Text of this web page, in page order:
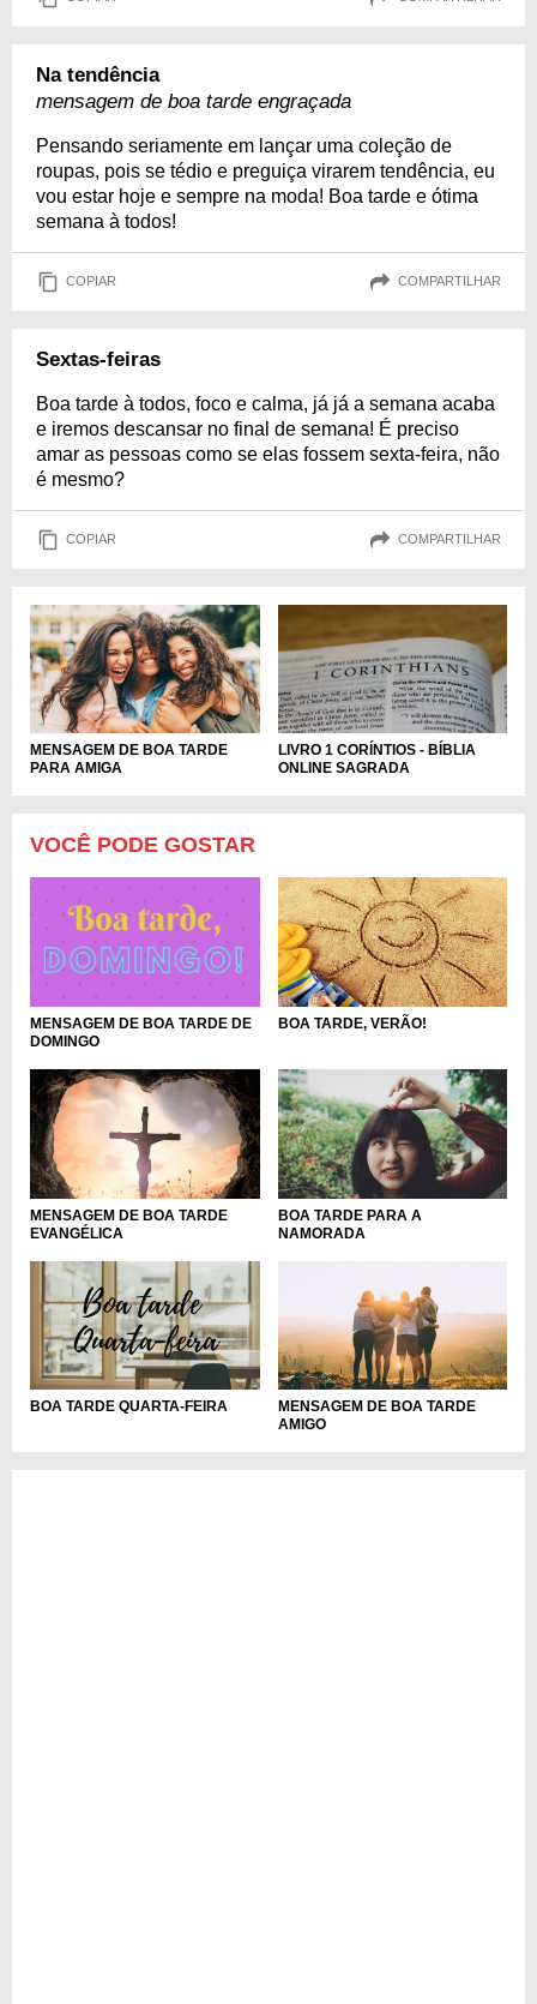
Na tendência
mensagem de boa tarde engraçada
Pensando seriamente em lançar uma coleção de
roupas, pois se tédio e preguiça virarem tendência, eu
vou estar hoje e sempre na moda! Boa tarde e ótima
semana à todos!
COPIAR COMPARTILHAR
Sextas-feiras
Boa tarde à todos, foco e calma, já já a semana acaba
e iremos descansar no final de semana! É preciso
amar as pessoas como se elas fossem sexta-feira, não
é mesmo?
COPIAR COMPARTILHAR
MENSAGEM DE BOA TARDE
PARA AMIGA
LIVRO 1 CORÍNTIOS - BÍBLIA
ONLINE SAGRADA
VOCÊ PODE GOSTAR
MENSAGEM DE BOA TARDE DE
DOMINGO
BOA TARDE, VERÃO!
MENSAGEM DE BOA TARDE
EVANGÉLICA
BOA TARDE PARA A
NAMORADA
BOA TARDE QUARTA-FEIRA
MENSAGEM DE BOA TARDE
AMIGO